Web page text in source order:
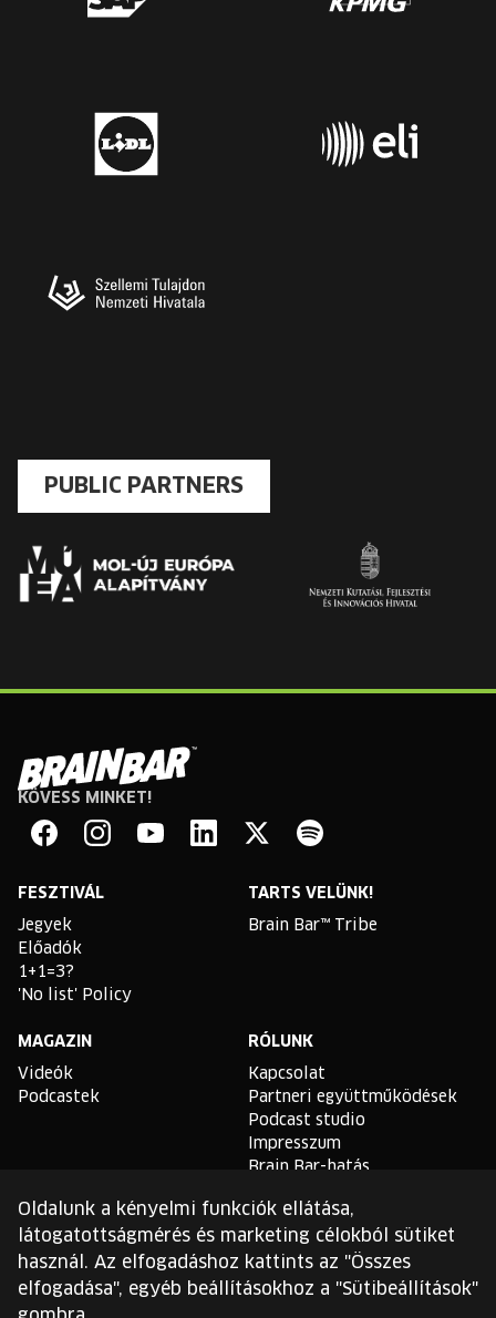
PUBLIC PARTNERS
Brain
Bar
KÖVESS MINKET!
FESZTIVÁL
Jegyek
Előadók
1+1=3?
'No list' Policy
TARTS VELÜNK!
Brain Bar™ Tribe
MAGAZIN
Videók
Podcastek
RÓLUNK
Kapcsolat
Partneri együttműködések
Podcast studio
Impresszum
Brain Bar-hatás
TLDR
Általános Szerződési
Feltételek
Sütikezelési Szabályzat
Oldalunk a kényelmi funkciók ellátása,
látogatottságmérés és marketing célokból sütiket
használ. Az elfogadáshoz kattints az "Összes
elfogadása", egyéb beállításokhoz a "Sütibeállítások"